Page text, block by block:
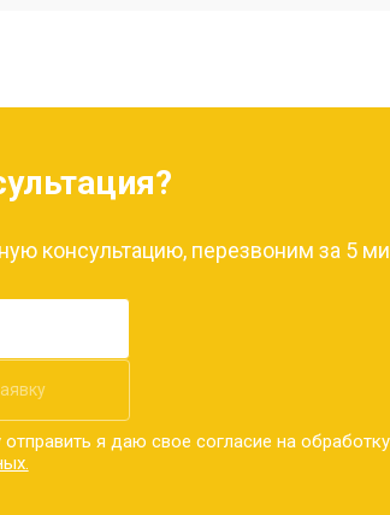
консультацию, перезвоним за 5
я даю свое согласие на